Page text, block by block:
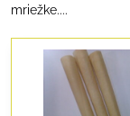
mriežke....